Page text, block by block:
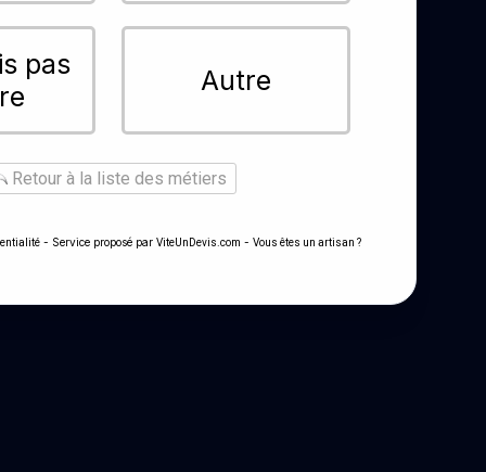
pas
Autre
Retour à la liste des métiers
- Service proposé par ViteUnDevis.com - Vous êtes un artisan ?